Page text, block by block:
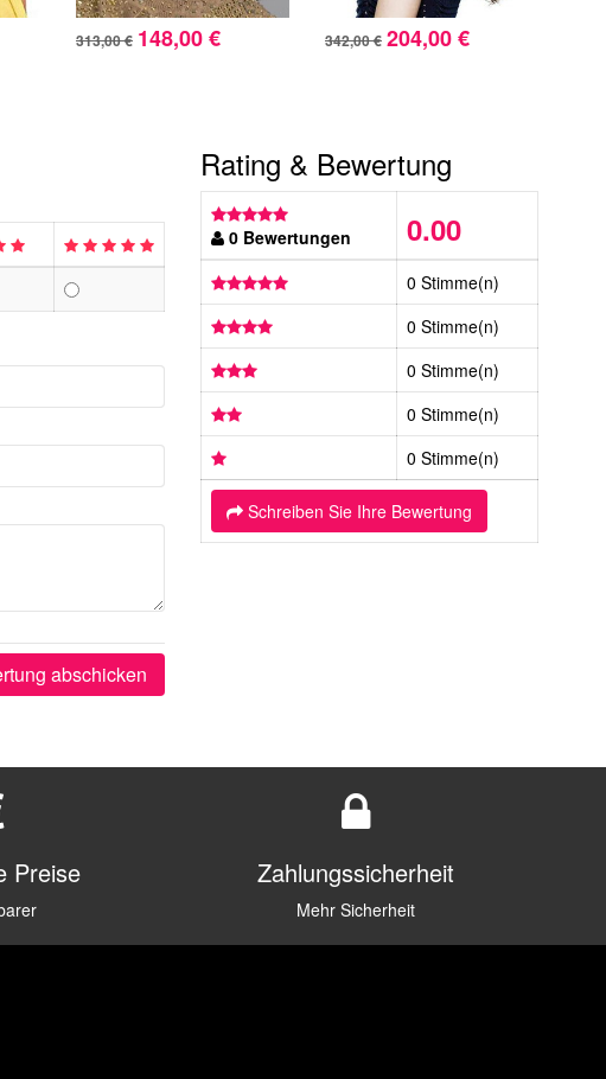
313,00 € 148,00 € 342,00 € 204,00 €
abschicken
Rating & Bewertung
0 Bewertungen 0.00
0 Stimme(n)
0 Stimme(n)
0 Stimme(n)
0 Stimme(n)
0 Stimme(n)
Schreiben Sie Ihre Bewertung
Preise Zahlungssicherheit
Mehr Sicherheit